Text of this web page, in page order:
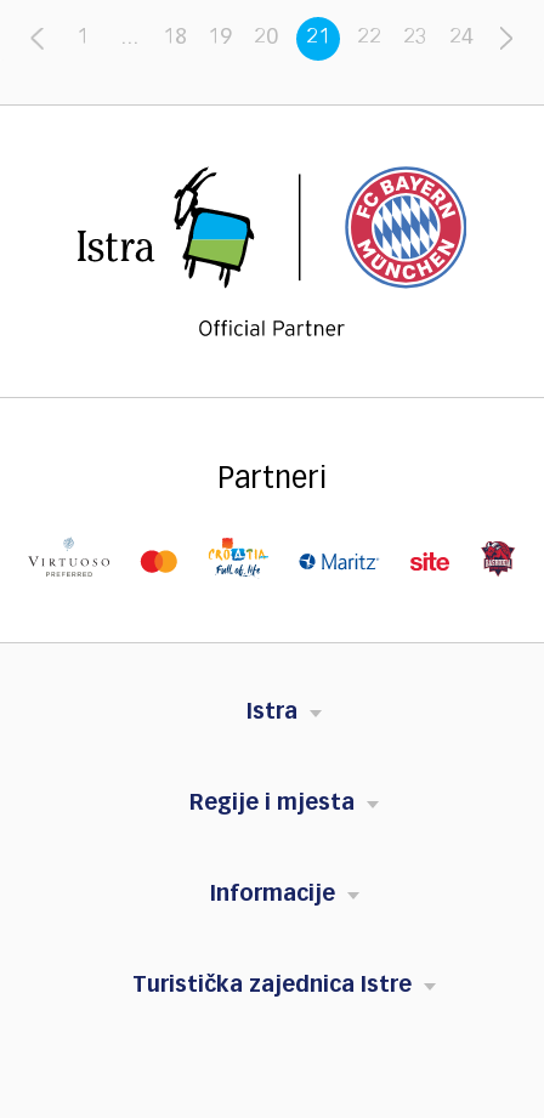
1 ... 18 19 20 21 22 23 24
Partneri
Istra
Regije i mjesta
Informacije
Turistička zajednica Istre